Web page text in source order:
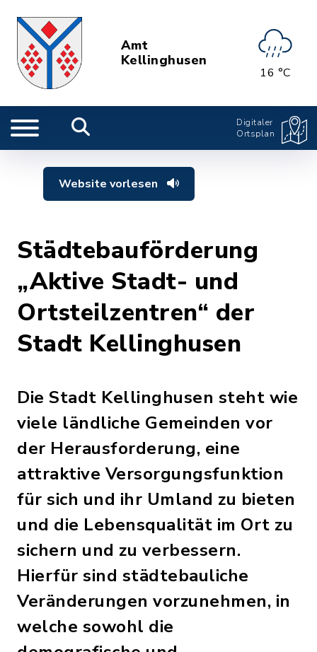
Amt
Kellinghusen
16 °C
Digitaler
Ortsplan
Website vorlesen
Städtebauförderung
„Aktive Stadt- und
Ortsteilzentren“ der
Stadt Kellinghusen
Die Stadt Kellinghusen steht wie
viele ländliche Gemeinden vor
der Herausforderung, eine
attraktive Versorgungsfunktion
für sich und ihr Umland zu bieten
und die Lebensqualität im Ort zu
sichern und zu verbessern.
Hierfür sind städtebauliche
Veränderungen vorzunehmen, in
welche sowohl die